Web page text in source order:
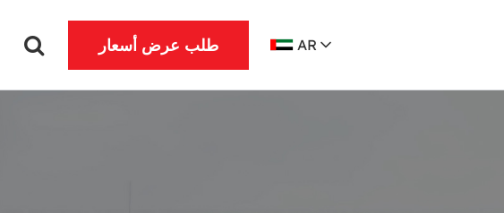
طلب عرض أسعار AR